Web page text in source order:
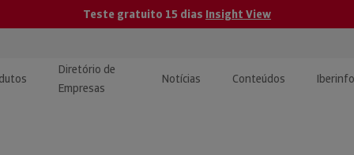
Teste gratuito 15 dias Insight View
Diretório de
Empresas
Notícias Conteúdos